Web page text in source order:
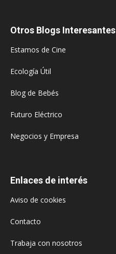
Otros Blogs Interesantes
Estamos de Cine
Ecología Útil
Blog de Bebés
Futuro Eléctrico
Negocios y Empresa
Enlaces de interés
Aviso de cookies
Contacto
Trabaja con nosotros